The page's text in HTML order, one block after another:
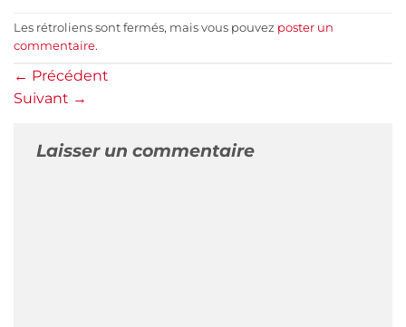
Les rétroliens sont fermés, mais vous pouvez poster un
commentaire.
← Précédent
Suivant →
Laisser un commentaire